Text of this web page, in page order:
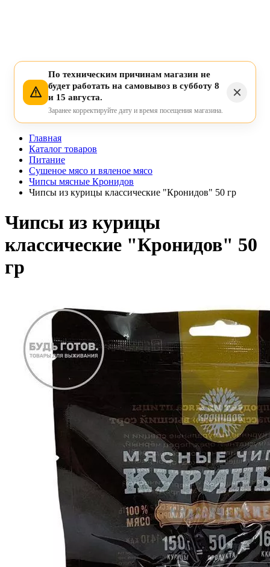
По техническим причинам магазин не
будет работать на самовывоз в субботу 8
и 15 августа.
Заранее корректируйте дату и время посещения магазина.
Главная
Каталог товаров
Питание
Сушеное мясо и вяленое мясо
Чипсы мясные Кронидов
Чипсы из курицы классические "Кронидов" 50 гр
Чипсы из курицы
классические "Кронидов" 50
гр